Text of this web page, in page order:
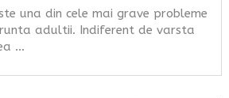
una din cele mai grave probleme
adultii. Indiferent de varsta
…